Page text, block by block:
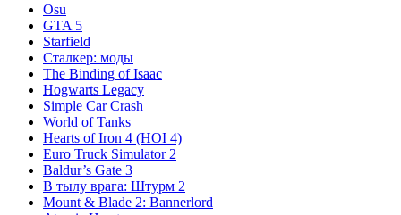
Osu
GTA 5
Starfield
Сталкер: моды
The Binding of Isaac
Hogwarts Legacy
Simple Car Crash
World of Tanks
Hearts of Iron 4 (HOI 4)
Euro Truck Simulator 2
Baldur’s Gate 3
В тылу врага: Штурм 2
Mount & Blade 2: Bannerlord